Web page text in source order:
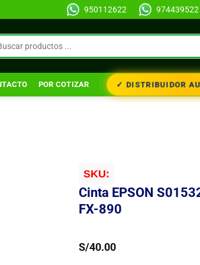
950112622 974439522
POR COTIZAR ✓ DISTRIBUIDOR
SKU:
Cinta EPSON
FX-890
S/40.00